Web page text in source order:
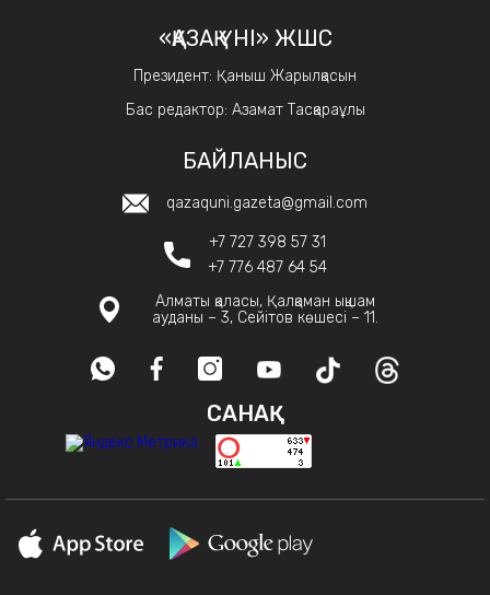
«ҚАЗАҚ ҮНІ» ЖШС
Президент: Қаныш Жарылқасын
Бас редактор: Азамат Тасқараұлы
БАЙЛАНЫС
qazaquni.gazeta@gmail.com
+7 727 398 57 31
+7 776 487 64 54
Алматы қаласы, Қалқаман ықшам
ауданы – 3, Сейітов көшесі – 11.
САНАҚ